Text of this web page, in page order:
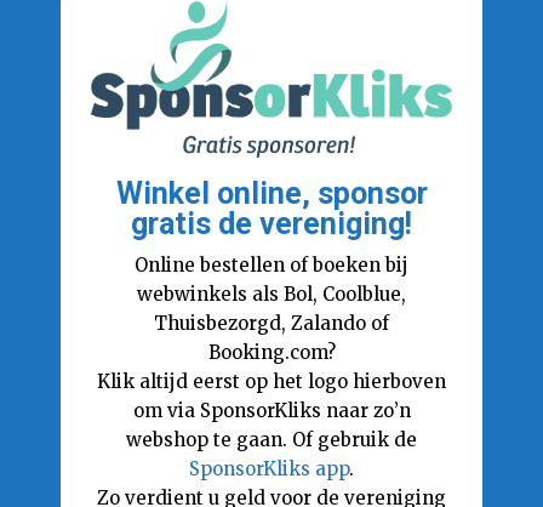
Winkel online, sponsor
gratis de vereniging!
Online bestellen of boeken bij
webwinkels als Bol, Coolblue,
Thuisbezorgd, Zalando of
Booking.com?
Klik altijd eerst op het logo hierboven
om via SponsorKliks naar zo’n
webshop te gaan. Of gebruik de
SponsorKliks app.
Zo verdient u geld voor de vereniging